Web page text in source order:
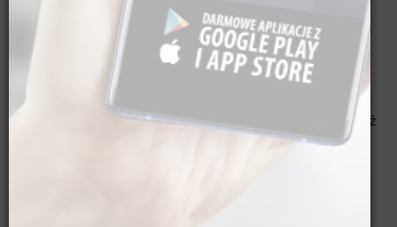
Taras pod kontrolą –to możliwe!
Taras jest jednym z ulubionych miejsc do odpoczynku,
relaksu i spędzania wolnego czasu. Przestrzeń ta kojarzy
się przede wszystkim z radosnymi chwilami, które przecież
może zakłócić silne słońce. O ile na pogodę nie mamy